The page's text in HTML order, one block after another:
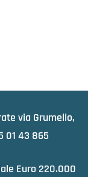
via Grumello,
01 43 865
Euro 220.000